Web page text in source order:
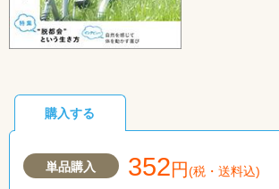
購入する
単品購入 352円(税・送料込)